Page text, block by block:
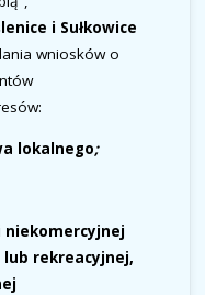
i Sułkowice
wniosków o
lokalnego;
rekreacyjnej,